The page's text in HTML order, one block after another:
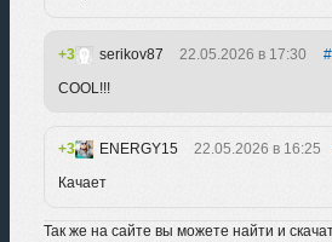
3 serikov87 22.05.2026 в 17:30
COOL!!!
3 ENERGY15 22.05.2026 в 16:25
Качает
Так же на сайте вы можете найти и